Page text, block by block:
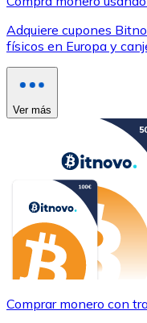
Adquiere cupones
físicos en Europa y
Ver más
Comprar monero con